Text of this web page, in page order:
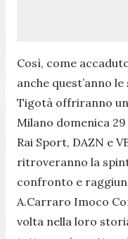
Così, come
anche quest’anno
Tigotà offriranno
Milano domenica
Rai Sport, DAZN e
ritroveranno la
confronto e
A.Carraro Imoco
volta nella loro